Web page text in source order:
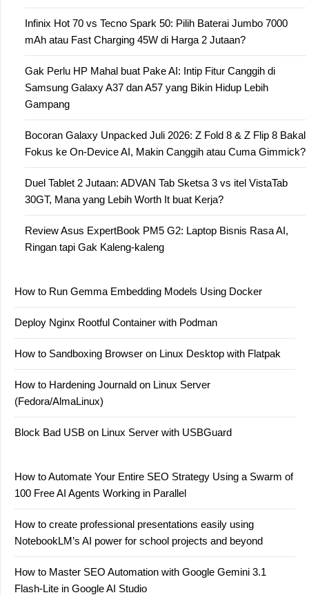
Infinix Hot 70 vs Tecno Spark 50: Pilih Baterai Jumbo 7000
mAh atau Fast Charging 45W di Harga 2 Jutaan?
Gak Perlu HP Mahal buat Pake AI: Intip Fitur Canggih di
Samsung Galaxy A37 dan A57 yang Bikin Hidup Lebih
Gampang
Bocoran Galaxy Unpacked Juli 2026: Z Fold 8 & Z Flip 8 Bakal
Fokus ke On-Device AI, Makin Canggih atau Cuma Gimmick?
Duel Tablet 2 Jutaan: ADVAN Tab Sketsa 3 vs itel VistaTab
30GT, Mana yang Lebih Worth It buat Kerja?
Review Asus ExpertBook PM5 G2: Laptop Bisnis Rasa AI,
Ringan tapi Gak Kaleng-kaleng
How to Run Gemma Embedding Models Using Docker
Deploy Nginx Rootful Container with Podman
How to Sandboxing Browser on Linux Desktop with Flatpak
How to Hardening Journald on Linux Server
(Fedora/AlmaLinux)
Block Bad USB on Linux Server with USBGuard
How to Automate Your Entire SEO Strategy Using a Swarm of
100 Free AI Agents Working in Parallel
How to create professional presentations easily using
NotebookLM’s AI power for school projects and beyond
How to Master SEO Automation with Google Gemini 3.1
Flash-Lite in Google AI Studio